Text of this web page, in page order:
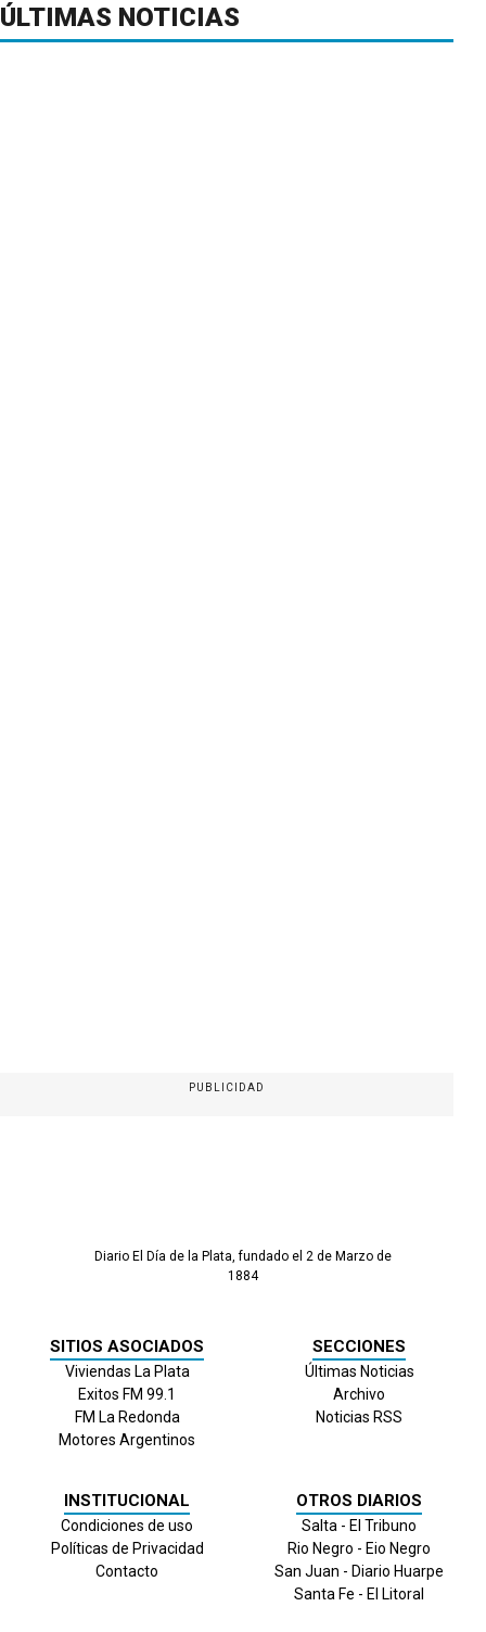
ÚLTIMAS NOTICIAS
PUBLICIDAD
Diario El Día de la Plata, fundado el 2 de Marzo de
1884
SITIOS ASOCIADOS
Viviendas La Plata
Exitos FM 99.1
FM La Redonda
Motores Argentinos
SECCIONES
Últimas Noticias
Archivo
Noticias RSS
INSTITUCIONAL
Condiciones de uso
Políticas de Privacidad
Contacto
OTROS DIARIOS
Salta - El Tribuno
Rio Negro - Eio Negro
San Juan - Diario Huarpe
Santa Fe - El Litoral